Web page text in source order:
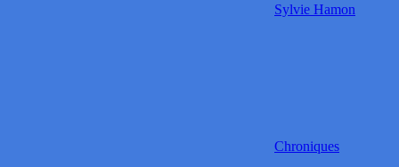
Sylvie Hamon
Chroniques